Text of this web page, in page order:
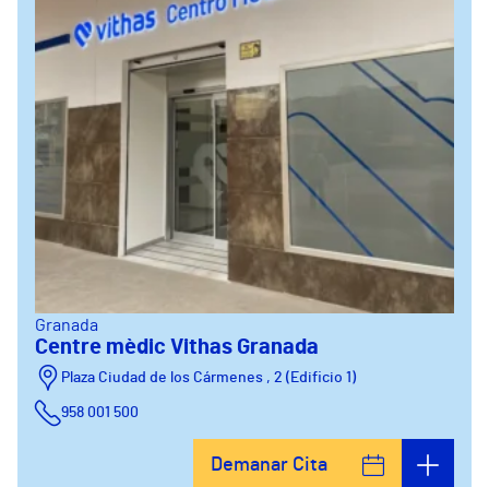
Granada
Centre mèdic Vithas Granada
Plaza Ciudad de los Cármenes , 2 (Edificio 1)
958 001 500
Demanar Cita